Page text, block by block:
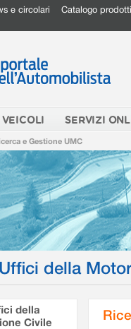
e circolari Catalogo prodotti
VEICOLI SERVIZI
e Gestione UMC
della
della
Civile